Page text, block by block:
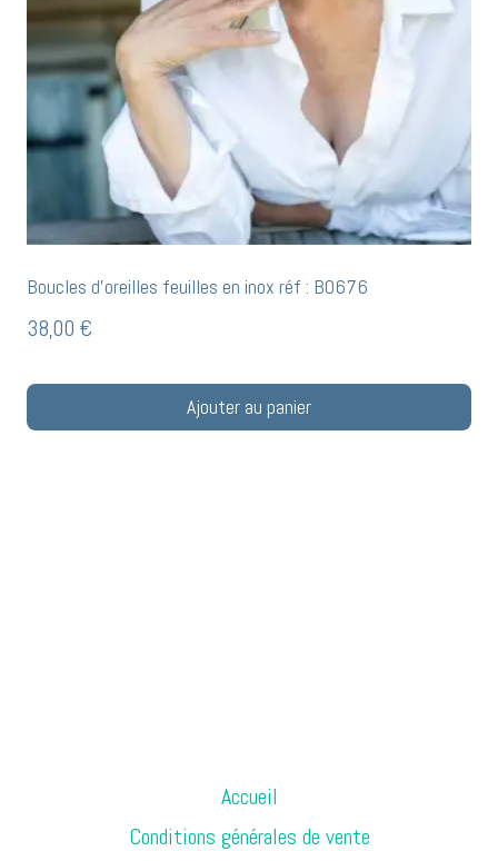
Boucles d’oreilles feuilles en inox réf : BO676
38,00 €
Ajouter au panier
Accueil
Conditions générales de vente